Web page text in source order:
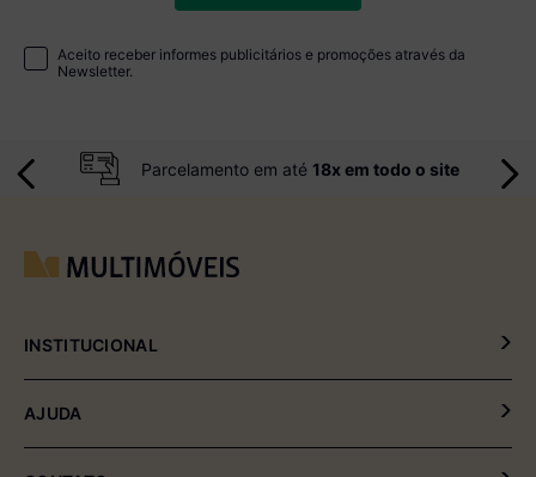
Aceito receber informes publicitários e promoções através da
Newsletter.
Parcelamento em até 18x em todo o site
INSTITUCIONAL
Política de Entrega e Devolução
AJUDA